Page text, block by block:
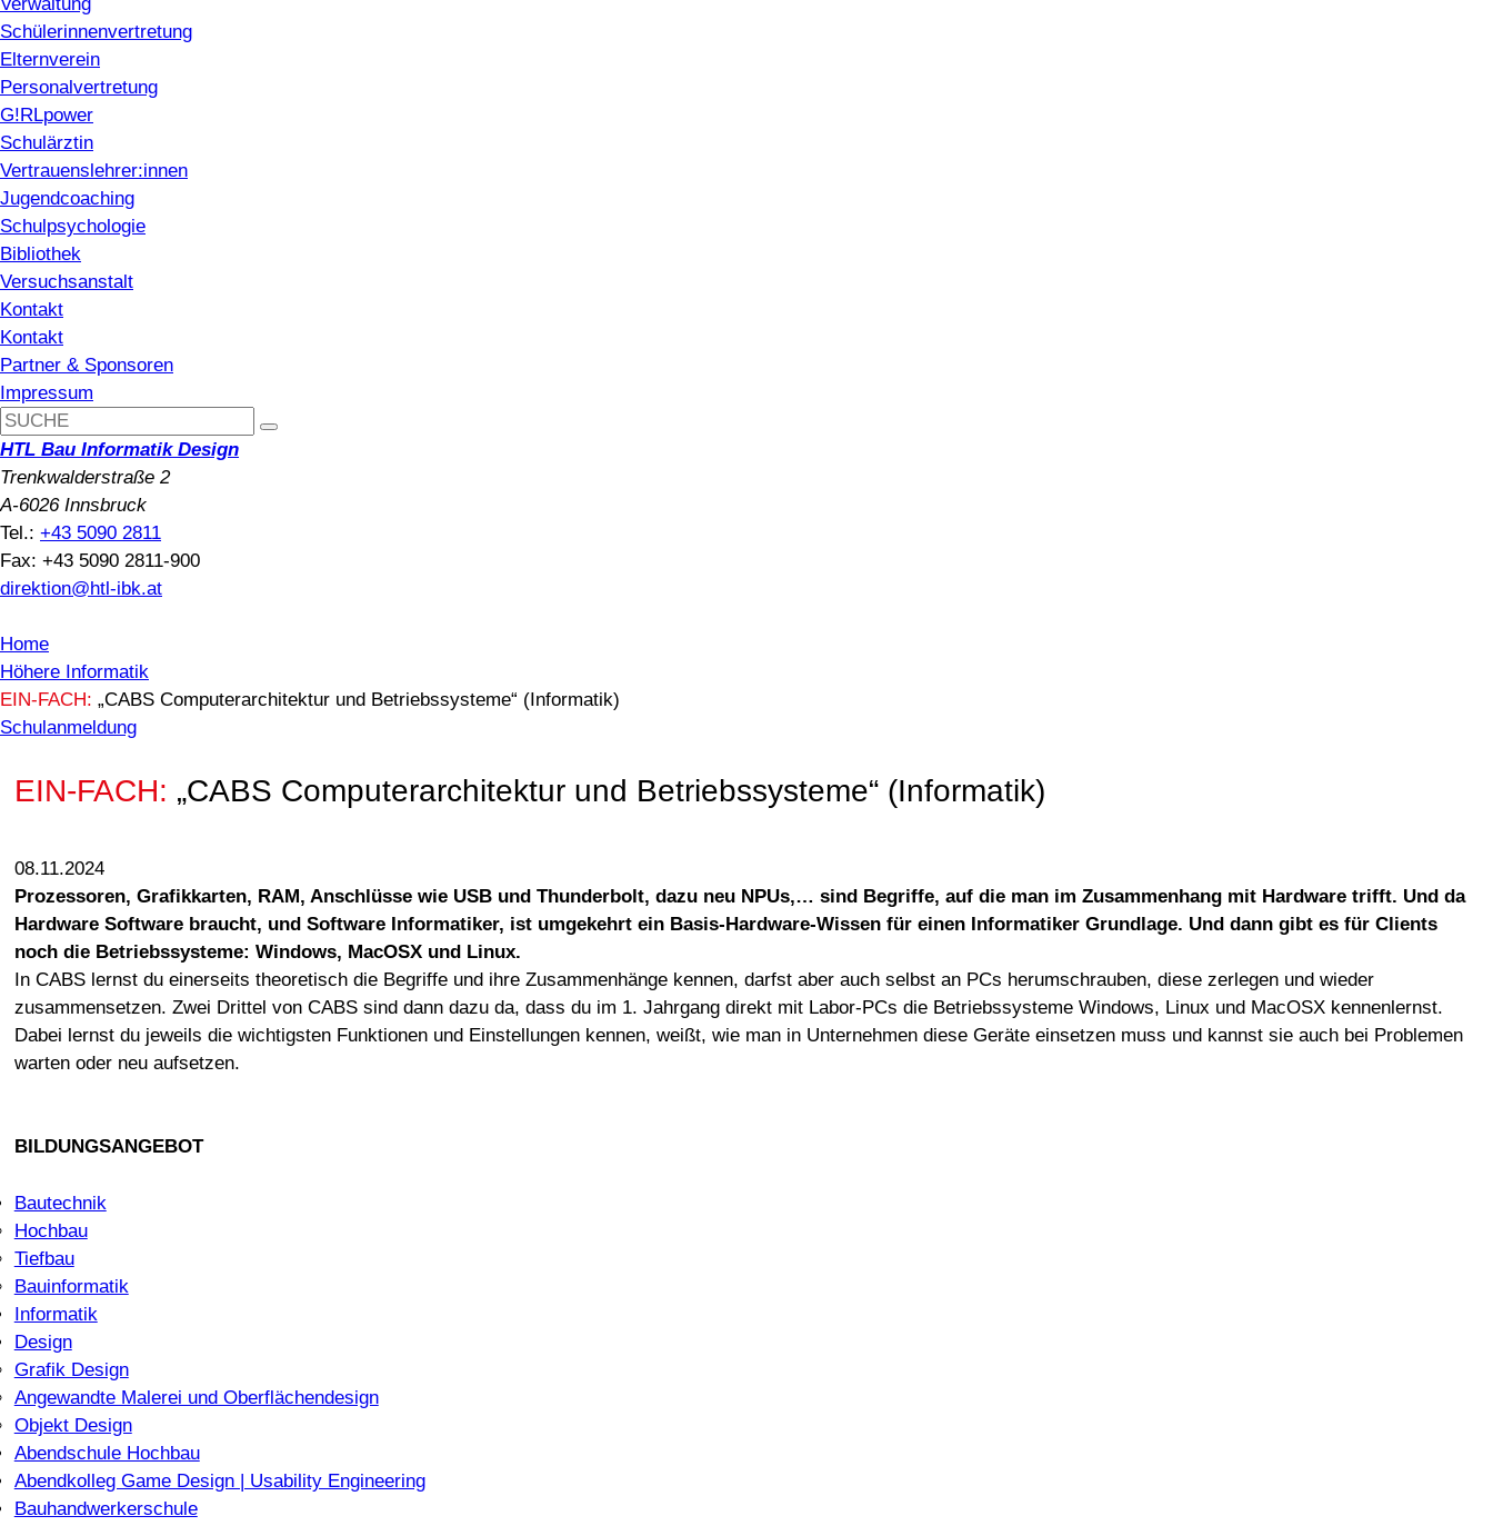
Schülerinnenvertretung
Elternverein
Personalvertretung
G!RLpower
Schulärztin
Vertrauenslehrer:innen
Jugendcoaching
Schulpsychologie
Bibliothek
Versuchsanstalt
Kontakt
Kontakt
Partner & Sponsoren
Impressum
HTL Bau Informatik Design
Trenkwalderstraße 2
A-6026 Innsbruck
Tel.: +43 5090 2811
Fax: +43 5090 2811-900
direktion@htl-ibk.at
Home
Höhere Informatik
EIN-FACH: „CABS Computerarchitektur und Betriebssysteme“ (Informatik)
Schulanmeldung
EIN-FACH: „CABS Computerarchitektur und Betriebssysteme“ (Informatik)
08.11.2024
Prozessoren, Grafikkarten, RAM, Anschlüsse wie USB und Thunderbolt, dazu neu NPUs,… sind Begriffe, auf die man im Zusammenhang mit Hardware trifft. Und da
Hardware Software braucht, und Software Informatiker, ist umgekehrt ein Basis-Hardware-Wissen für einen Informatiker Grundlage. Und dann gibt es für Clients
noch die Betriebssysteme: Windows, MacOSX und Linux.
In CABS lernst du einerseits theoretisch die Begriffe und ihre Zusammenhänge kennen, darfst aber auch selbst an PCs herumschrauben, diese zerlegen und wieder
zusammensetzen. Zwei Drittel von CABS sind dann dazu da, dass du im 1. Jahrgang direkt mit Labor-PCs die Betriebssysteme Windows, Linux und MacOSX kennenlernst.
Dabei lernst du jeweils die wichtigsten Funktionen und Einstellungen kennen, weißt, wie man in Unternehmen diese Geräte einsetzen muss und kannst sie auch bei Problemen
warten oder neu aufsetzen.
BILDUNGSANGEBOT
Bautechnik
Hochbau
Tiefbau
Bauinformatik
Informatik
Design
Grafik Design
Angewandte Malerei und Oberflächendesign
Objekt Design
Abendschule Hochbau
Abendkolleg Game Design | Usability Engineering
Bauhandwerkerschule